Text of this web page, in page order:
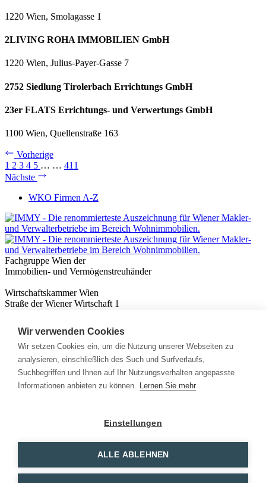
1220 Wien, Smolagasse 1
2LIVING ROHA IMMOBILIEN GmbH
1220 Wien, Julius-Payer-Gasse 7
2752 Siedlung Tirolerbach Errichtungs GmbH
23er FLATS Errichtungs- und Verwertungs GmbH
1100 Wien, Quellenstraße 163
Vorherige
1 2 3 4 5 … … 411
Nächste
WKO Firmen A-Z
Fachgruppe Wien der
Immobilien- und Vermögenstreuhänder
Wirtschaftskammer Wien
Straße der Wiener Wirtschaft 1
Nützliches
Immobilienwissen
Formulare & Rechner
Expert:innen
Info
Wir verwenden Cookies
Wir setzen Cookies ein, um die Nutzung unserer Webseiten zu
analysieren, einschließlich des Such und Surfverlaufs,
Suchbegriffen und Ihnen auf Ihr Nutzungsverhalten angepasste
Informationen anbieten zu können. Lernen Sie mehr
Einstellungen
ALLE ABLEHNEN